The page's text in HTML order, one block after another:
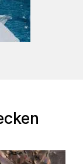
in
Köster